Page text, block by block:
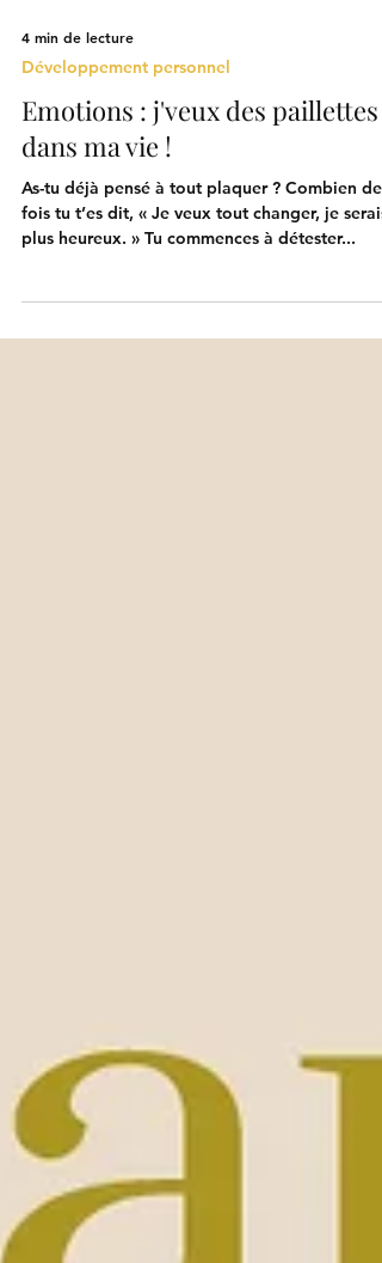
4 min de lecture
Développement personnel
Emotions : j'veux des paillettes
dans ma vie !
fois tu t’es dit, « Je veux tout changer, je serais
plus heureux. » Tu commences à détester...